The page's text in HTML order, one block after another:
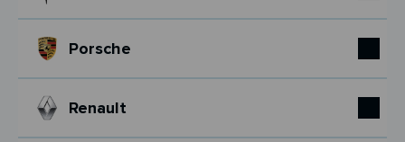
Porsche
Renault